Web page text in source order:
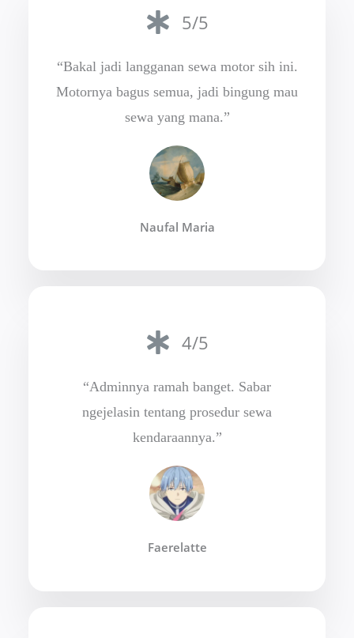
5/5
“Bakal jadi langganan sewa motor sih ini.
Motornya bagus semua, jadi bingung mau
sewa yang mana.”
Naufal Maria
4/5
“Adminnya ramah banget. Sabar
ngejelasin tentang prosedur sewa
kendaraannya.”
Faerelatte